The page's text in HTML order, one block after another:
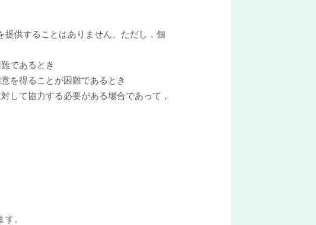
供することはありません。ただし，個
であるとき
を得ることが困難であるとき
して協力する必要がある場合であって，
。